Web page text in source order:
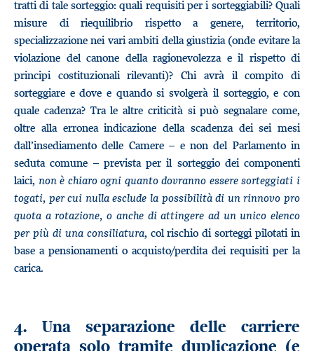
tratti di tale sorteggio: quali requisiti per i sorteggiabili? Quali
misure di riequilibrio rispetto a genere, territorio,
specializzazione nei vari ambiti della giustizia (onde evitare la
violazione del canone della ragionevolezza e il rispetto di
principi costituzionali rilevanti)? Chi avrà il compito di
sorteggiare e dove e quando si svolgerà il sorteggio, e con
quale cadenza? Tra le altre criticità si può segnalare come,
oltre alla erronea indicazione della scadenza dei sei mesi
dall’insediamento delle Camere – e non del Parlamento in
seduta comune – prevista per il sorteggio dei componenti
laici, non è chiaro ogni quanto dovranno essere sorteggiati i
togati, per cui nulla esclude la possibilità di un rinnovo pro
quota a rotazione, o anche di attingere ad un unico elenco
per più di una consiliatura, col rischio di sorteggi pilotati in
base a pensionamenti o acquisto/perdita dei requisiti per la
carica.
4. Una separazione delle carriere
operata solo tramite duplicazione (e